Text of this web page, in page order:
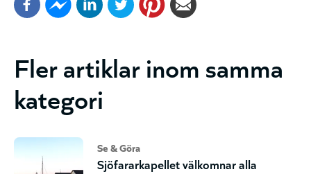
Fler artiklar inom samma
kategori
Se & Göra
Sjöfararkapellet välkomnar alla